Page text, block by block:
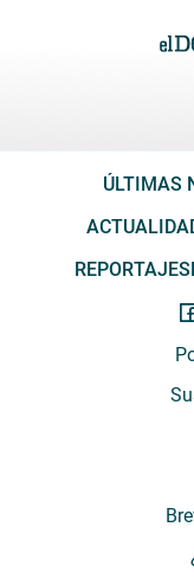
ÚLTIMAS
REPORTAJES